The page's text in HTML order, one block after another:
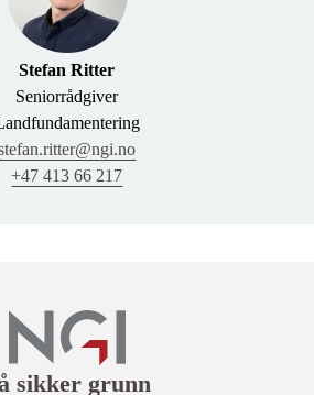
Stefan Ritter
Seniorrådgiver
+47 413 66 217
sikker grunn
Lenker